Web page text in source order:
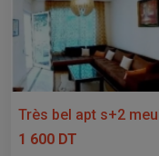
Très bel apt s+2
1 600 DT